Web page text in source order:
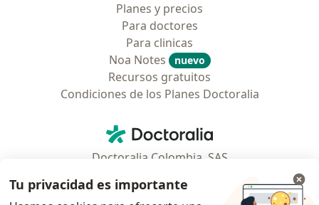
Planes y precios
Para doctores
Para clinicas
Noa Notes
nuevo
Recursos gratuitos
Condiciones de los Planes Doctoralia
Doctoralia - Página de inicio
Doctoralia Colombia, SAS
Municipio: Bogotá D.C., Colombia
Tu privacidad es importante